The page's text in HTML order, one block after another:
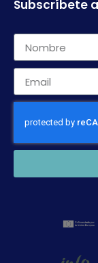
Subscríbete